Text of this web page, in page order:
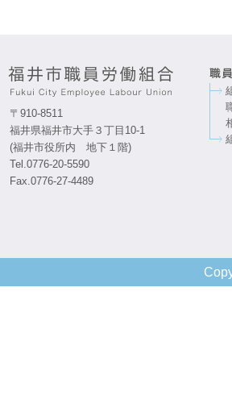
〒910-8511
福井県福井市大手３丁目10-1
(福井市役所内 地下１階)
Tel.0776-20-5590
Fax.0776-27-4489